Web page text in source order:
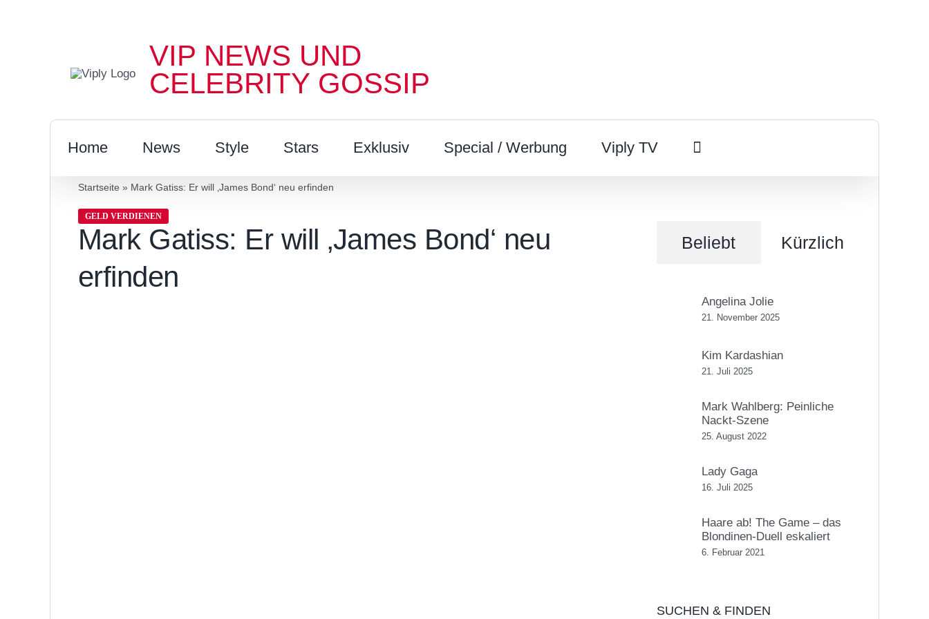
VIP NEWS UND
CELEBRITY GOSSIP
Home News Style Stars Exklusiv Special / Werbung Viply TV
Startseite » Mark Gatiss: Er will ‚James Bond‘ neu erfinden
GELD VERDIENEN
Mark Gatiss: Er will ‚James Bond‘ neu
erfinden
Beliebt Kürzlich
Angelina Jolie
21. November 2025
Kim Kardashian
21. Juli 2025
Mark Wahlberg: Peinliche
Nackt-Szene
25. August 2022
Lady Gaga
16. Juli 2025
Haare ab! The Game – das
Blondinen-Duell eskaliert
6. Februar 2021
SUCHEN & FINDEN